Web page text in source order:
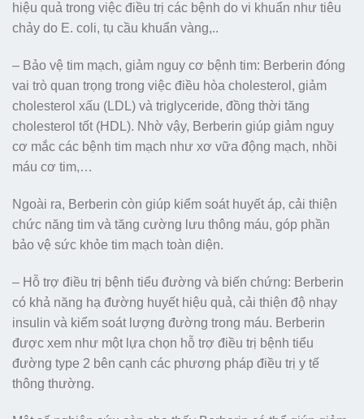
hiệu quả trong việc điều trị các bệnh do vi khuẩn như tiêu
chảy do E. coli, tụ cầu khuẩn vàng,..
– Bảo vệ tim mạch, giảm nguy cơ bệnh tim: Berberin đóng
vai trò quan trọng trong việc điều hòa cholesterol, giảm
cholesterol xấu (LDL) và triglyceride, đồng thời tăng
cholesterol tốt (HDL). Nhờ vậy, Berberin giúp giảm nguy
cơ mắc các bệnh tim mạch như xơ vữa động mạch, nhồi
máu cơ tim,…
Ngoài ra, Berberin còn giúp kiểm soát huyết áp, cải thiện
chức năng tim và tăng cường lưu thông máu, góp phần
bảo vệ sức khỏe tim mạch toàn diện.
– Hỗ trợ điều trị bệnh tiểu đường và biến chứng: Berberin
có khả năng hạ đường huyết hiệu quả, cải thiện độ nhạy
insulin và kiểm soát lượng đường trong máu. Berberin
được xem như một lựa chọn hỗ trợ điều trị bệnh tiểu
đường type 2 bên cạnh các phương pháp điều trị y tế
thông thường.